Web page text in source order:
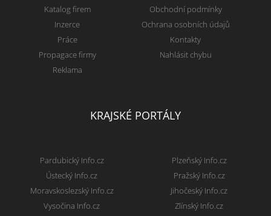
Katalog firem
Inzerce
Práce
Propagace firmy
Reklama
Obchodní podmínky
Ochrana osobních údajů
Kontakty
Nahlásit chybu
KRAJSKÉ PORTÁLY
Pardubický Info.cz
Ústecký Info.cz
Moravskoslezský Info.cz
Vysočina Info.cz
Plzeňský Info.cz
Pražský Info.cz
Jihočeský Info.cz
Zlínský Info.cz